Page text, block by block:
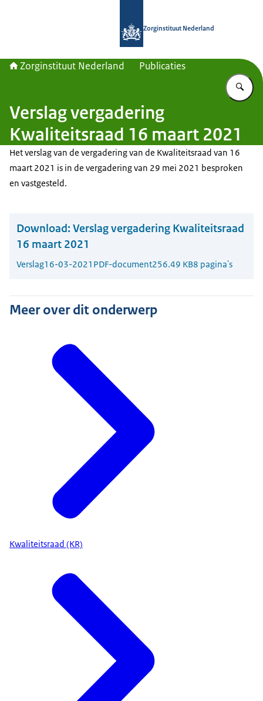
Zorginstituut Nederland
Zorginstituut Nederland Publicaties
Verslag vergadering
Kwaliteitsraad 16 maart 2021
Het verslag van de vergadering van de Kwaliteitsraad van 16
maart 2021 is in de vergadering van 29 mei 2021 besproken
en vastgesteld.
Download: Verslag vergadering Kwaliteitsraad
16 maart 2021
Verslag16-03-2021 PDF-document256.49 KB8 pagina's
Meer over dit onderwerp
Kwaliteitsraad (KR)